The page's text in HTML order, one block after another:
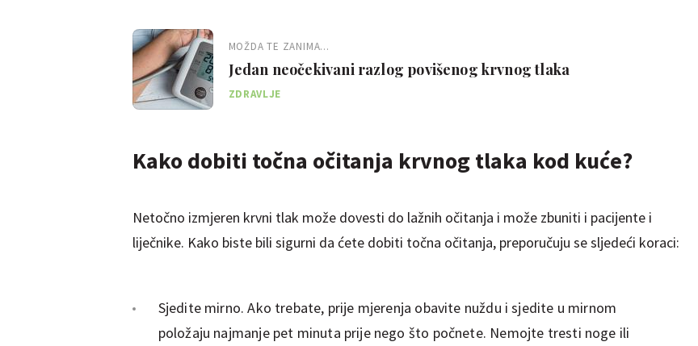
MOŽDA TE ZANIMA...
Jedan neočekivani razlog povišenog krvnog tlaka
ZDRAVLJE
Kako dobiti točna očitanja krvnog tlaka kod kuće?
Netočno izmjeren krvni tlak može dovesti do lažnih očitanja i može zbuniti i pacijente i
liječnike. Kako biste bili sigurni da ćete dobiti točna očitanja, preporučuju se sljedeći koraci:
Sjedite mirno. Ako trebate, prije mjerenja obavite nuždu i sjedite u mirnom
položaju najmanje pet minuta prije nego što počnete. Nemojte tresti noge ili